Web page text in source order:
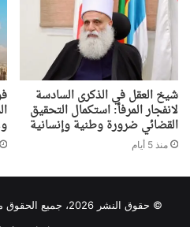
شيخ العقل في الذكرى السادسة
لانفجار المرفأ: استكمال التحقيق
القضائي ضرورة وطنية وإنسانية
منذ 5 أيام
© حقوق النشر 2026، جميع الحقوق محفوظة |